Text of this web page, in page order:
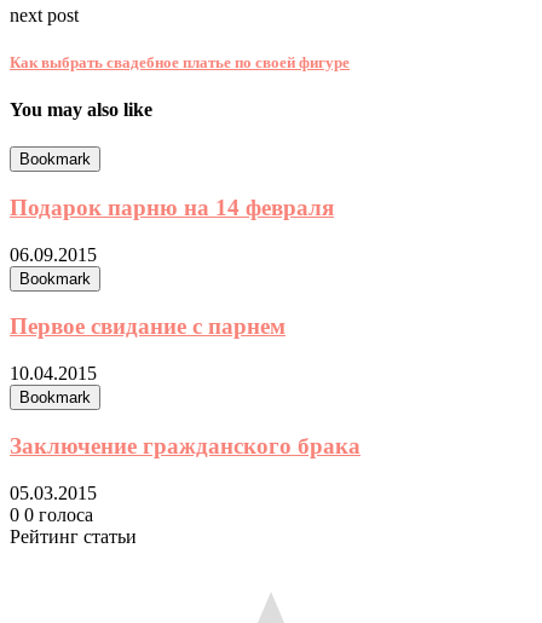
next post
Как выбрать свадебное платье по своей фигуре
You may also like
Bookmark
Подарок парню на 14 февраля
06.09.2015
Bookmark
Первое свидание с парнем
10.04.2015
Bookmark
Заключение гражданского брака
05.03.2015
0 0 голоса
Рейтинг статьи